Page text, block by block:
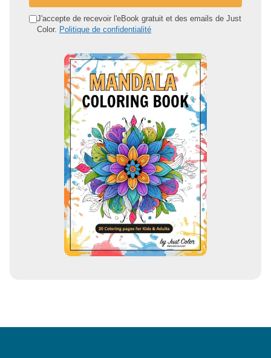
d J'accepte de recevoir l'eBook gratuit et des emails de Just
Color. Politique de confidentialité